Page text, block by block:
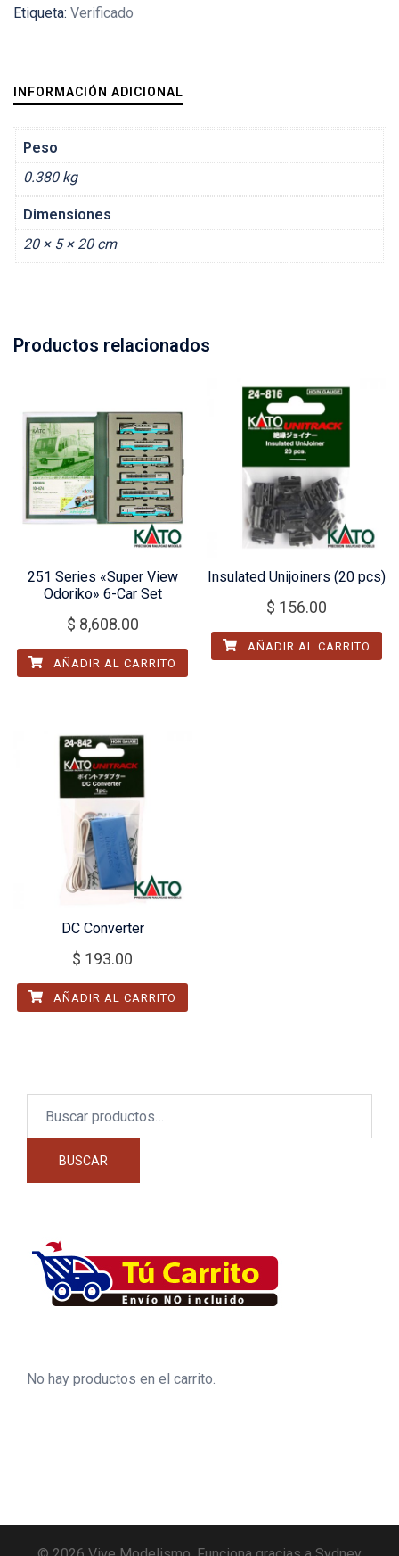
Etiqueta: Verificado
INFORMACIÓN ADICIONAL
Peso
0.380 kg
Dimensiones
20 × 5 × 20 cm
Productos relacionados
251 Series «Super View
Odoriko» 6-Car Set
$ 8,608.00
AÑADIR AL CARRITO
Insulated Unijoiners (20 pcs)
$ 156.00
AÑADIR AL CARRITO
DC Converter
$ 193.00
AÑADIR AL CARRITO
BUSCAR
No hay productos en el carrito.